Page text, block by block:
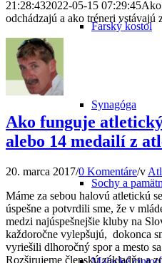
Farský kostol
Synagóga
Sochy a
21:28:432022-05-15 07:29:45
odchádzajú a ako tréneri vstávajú
Ako funguje
alebo 14 medailí z
20. marca 2017/0 Komentáre/v
Máme za sebou halovú atletickú
úspešne a potvrdili sme, že v
medzi najúspešnejšie kluby na
každoročne vylepšujú, dokonca
vyriešili dlhoročný spor a mesto
Rozširujeme členskú základňu a